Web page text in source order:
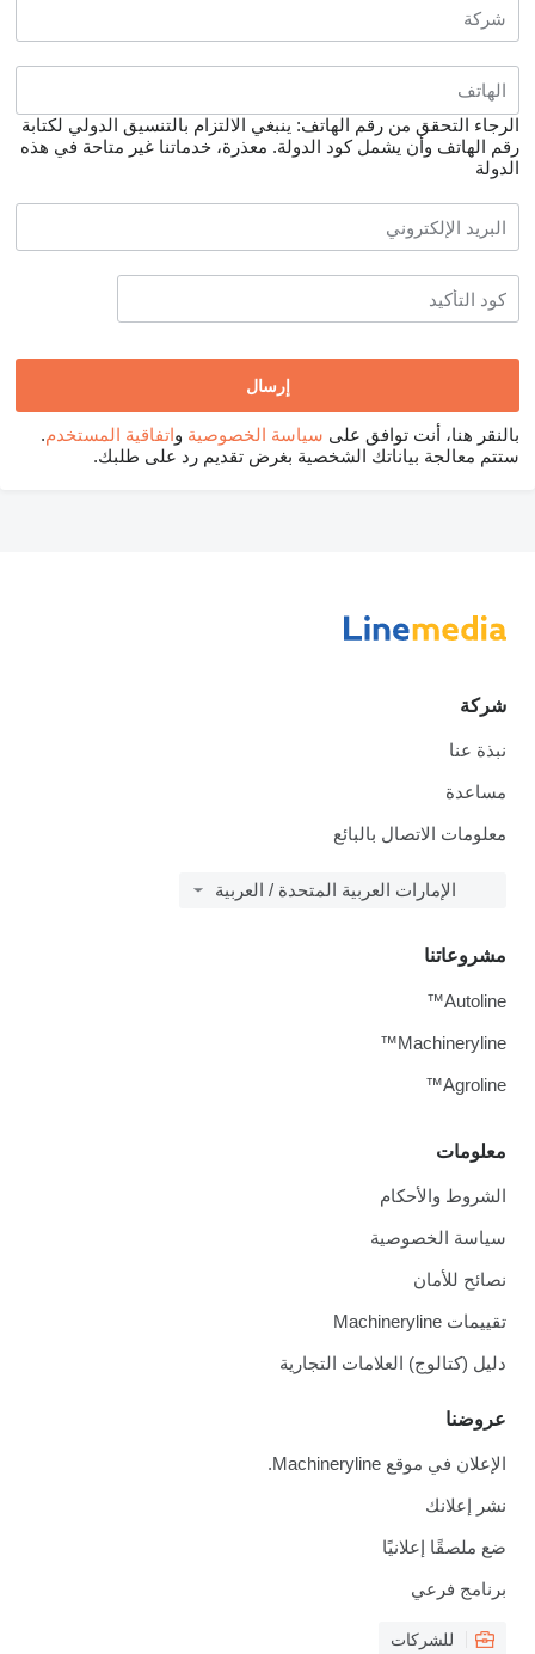
الرجاء التحقق من رقم الهاتف: ينبغي الالتزام بالتنسيق الدولي لكتابة
رقم الهاتف وأن يشمل كود الدولة. معذرة، خدماتنا غير متاحة في هذه
الدولة
بالنقر هنا، أنت توافق على سياسة الخصوصية واتفاقية المستخدم.
ستتم معالجة بياناتك الشخصية بغرض تقديم رد على طلبك.
شركة
نبذة عنا
مساعدة
معلومات الاتصال بالبائع
الإمارات العربية المتحدة / العربية
معلومات
الشروط والأحكام
سياسة الخصوصية
نصائح للأمان
تقييمات Machineryline
دليل (كتالوج) العلامات التجارية
عروضنا
الإعلان في موقع Machineryline.
نشر إعلانك
ضع ملصقًا إعلانيًا
برنامج فرعي
للشركات
مشروعاتنا
Autoline™
Machineryline™
Agroline™